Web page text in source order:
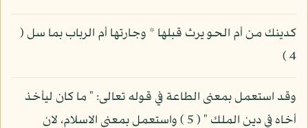
كدينك من أم الحو يرث قبلها * وجارتها أم الرباب بما سل (
4 )
وقد استعمل بمعنى الطاعة في قوله تعالى: " ما كان ليأخذ
أخاه في دين الملك " ( 5 ) واستعمل بمعنى الاسلام، لان